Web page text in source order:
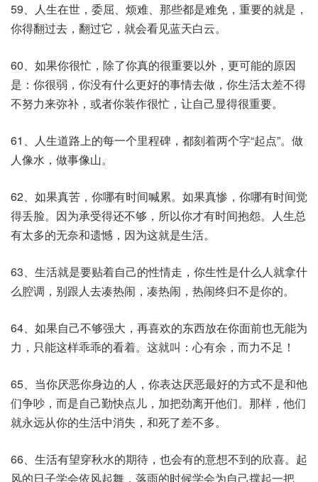
59、人生在世，委屈、烦难、那些都是难免，重要的就是，
你得翻过去，翻过它，就会看见蓝天白云。
60、如果你很忙，除了你真的很重要以外，更可能的原因
是：你很弱，你没有什么更好的事情去做，你生活太差不得
不努力来弥补，或者你装作很忙，让自己显得很重要。
61、人生道路上的每一个里程碑，都刻着两个字“起点”。做
人像水，做事像山。
62、如果真苦，你哪有时间喊累。如果真惨，你哪有时间觉
得丢脸。因为承受得还不够，所以你才有时间抱怨。人生总
有太多的无奈和遗憾，因为这就是生活。
63、生活就是要贴着自己的性情走，你生性是什么人就拿什
么腔调，别跟人去凑热闹，凑热闹，热闹终归不是你的。
64、如果自己不够强大，再喜欢的东西放在你面前也无能为
力，只能这样乖乖的看着。这就叫：心有余，而力不足！
65、当你厌恶你身边的人，你表达厌恶最好的方式不是和他
们争吵，而是自己勤快点儿，加把劲离开他们。那样，他们
就永远从你的生活中消失，和死了差不多。
66、生活有望穿秋水的期待，也会有的意想不到的欣喜。起
风的日子学会依风起舞，落雨的时候学会为自己撑起一把